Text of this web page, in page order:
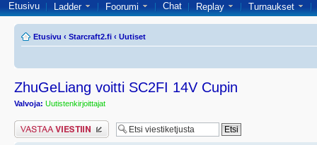
Etusivu Ladder Foorumi Chat Replay Turnaukset
Etusivu ‹ Starcraft2.fi ‹ Uutiset
ZhuGeLiang voitti SC2FI 14V Cupin
Valvoja: Uutistenkirjoittajat
Lähetä vastaus